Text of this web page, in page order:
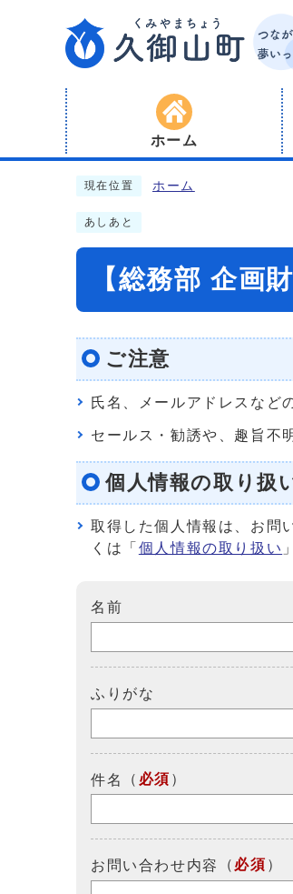
ホーム
現在位置 ホーム
あしあと
【総務部 企画
ご注意
氏名、メールアドレスなど
セールス・勧誘や、趣旨不
個人情報の取り扱
取得した個人情報は、お問
くは「 個人情報の取り扱い
名前
ふりがな
件名 （ 必須 ）
お問い合わせ内容 （ 必須 ）